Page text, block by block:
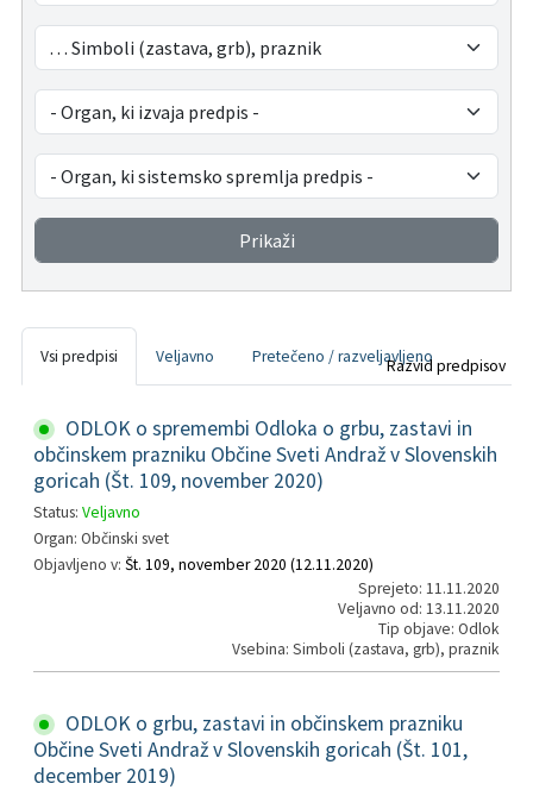
Prikaži
Vsi predpisi Veljavno Pretečeno / razveljavljenoRazvid predpisov
ODLOK o spremembi Odloka o grbu, zastavi in
občinskem prazniku Občine Sveti Andraž v Slovenskih
goricah (Št. 109, november 2020)
Status: Veljavno
Organ: Občinski svet
Objavljeno v: Št. 109, november 2020 (12.11.2020)
Sprejeto: 11.11.2020
Veljavno od: 13.11.2020
Tip objave: Odlok
Vsebina: Simboli (zastava, grb), praznik
ODLOK o grbu, zastavi in občinskem prazniku
Občine Sveti Andraž v Slovenskih goricah (Št. 101,
december 2019)
Pristojni za vodenje upravnih postopkov
DELOVNA PODROČJA
Fotogalerija
Lokalne volitve
Znamenite osebnosti
Tradicionalni dogodki